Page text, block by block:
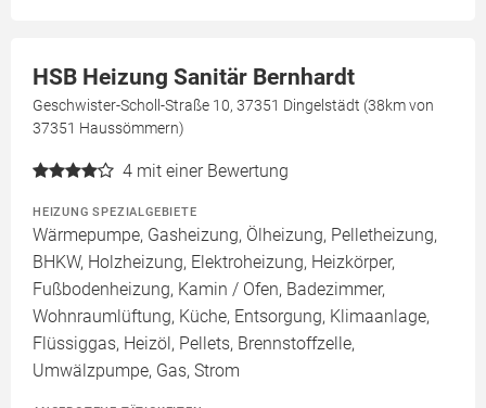
HSB Heizung Sanitär Bernhardt
Geschwister-Scholl-Straße 10, 37351 Dingelstädt (38km von
37351 Haussömmern)
4 mit einer Bewertung
HEIZUNG SPEZIALGEBIETE
Wärmepumpe, Gasheizung, Ölheizung, Pelletheizung,
BHKW, Holzheizung, Elektroheizung, Heizkörper,
Fußbodenheizung, Kamin / Ofen, Badezimmer,
Wohnraumlüftung, Küche, Entsorgung, Klimaanlage,
Flüssiggas, Heizöl, Pellets, Brennstoffzelle,
Umwälzpumpe, Gas, Strom